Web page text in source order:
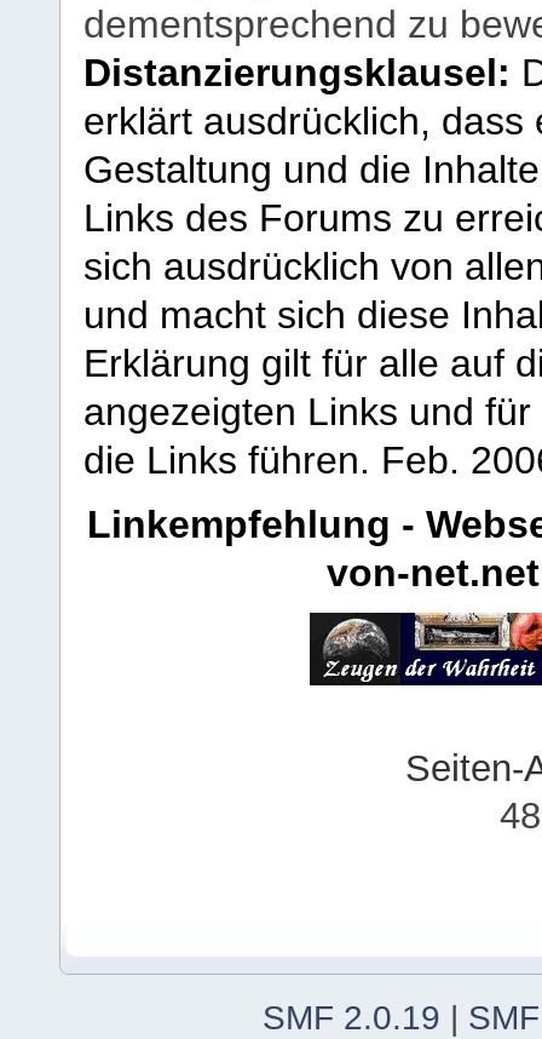
dementsprechend zu
Distanzierungsklausel:
erklärt ausdrücklich,
Gestaltung und die
Links des Forums zu
sich ausdrücklich von
und macht sich diese
Erklärung gilt für alle auf
angezeigten Links und
die Links führen. Feb.
Linkempfehlung -
von-net.net
Seiten-
SMF 2.0.19 |